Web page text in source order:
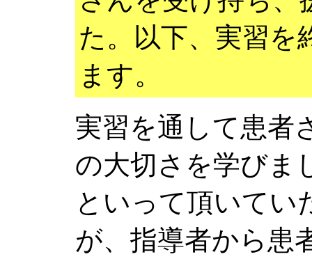
た。以下、実習を
ます。
実習を通して患者
の大切さを学びま
といって頂いてい
が、指導者から患